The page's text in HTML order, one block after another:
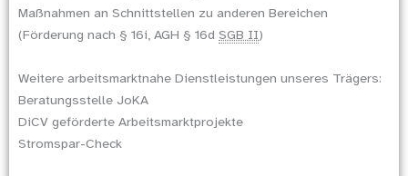
Maßnahmen an Schnittstellen zu anderen Bereichen
(Förderung nach § 16i, AGH § 16d SGB II)
Weitere arbeitsmarktnahe Dienstleistungen unseres Trägers:
Beratungsstelle JoKA
DiCV geförderte Arbeitsmarktprojekte
Stromspar-Check